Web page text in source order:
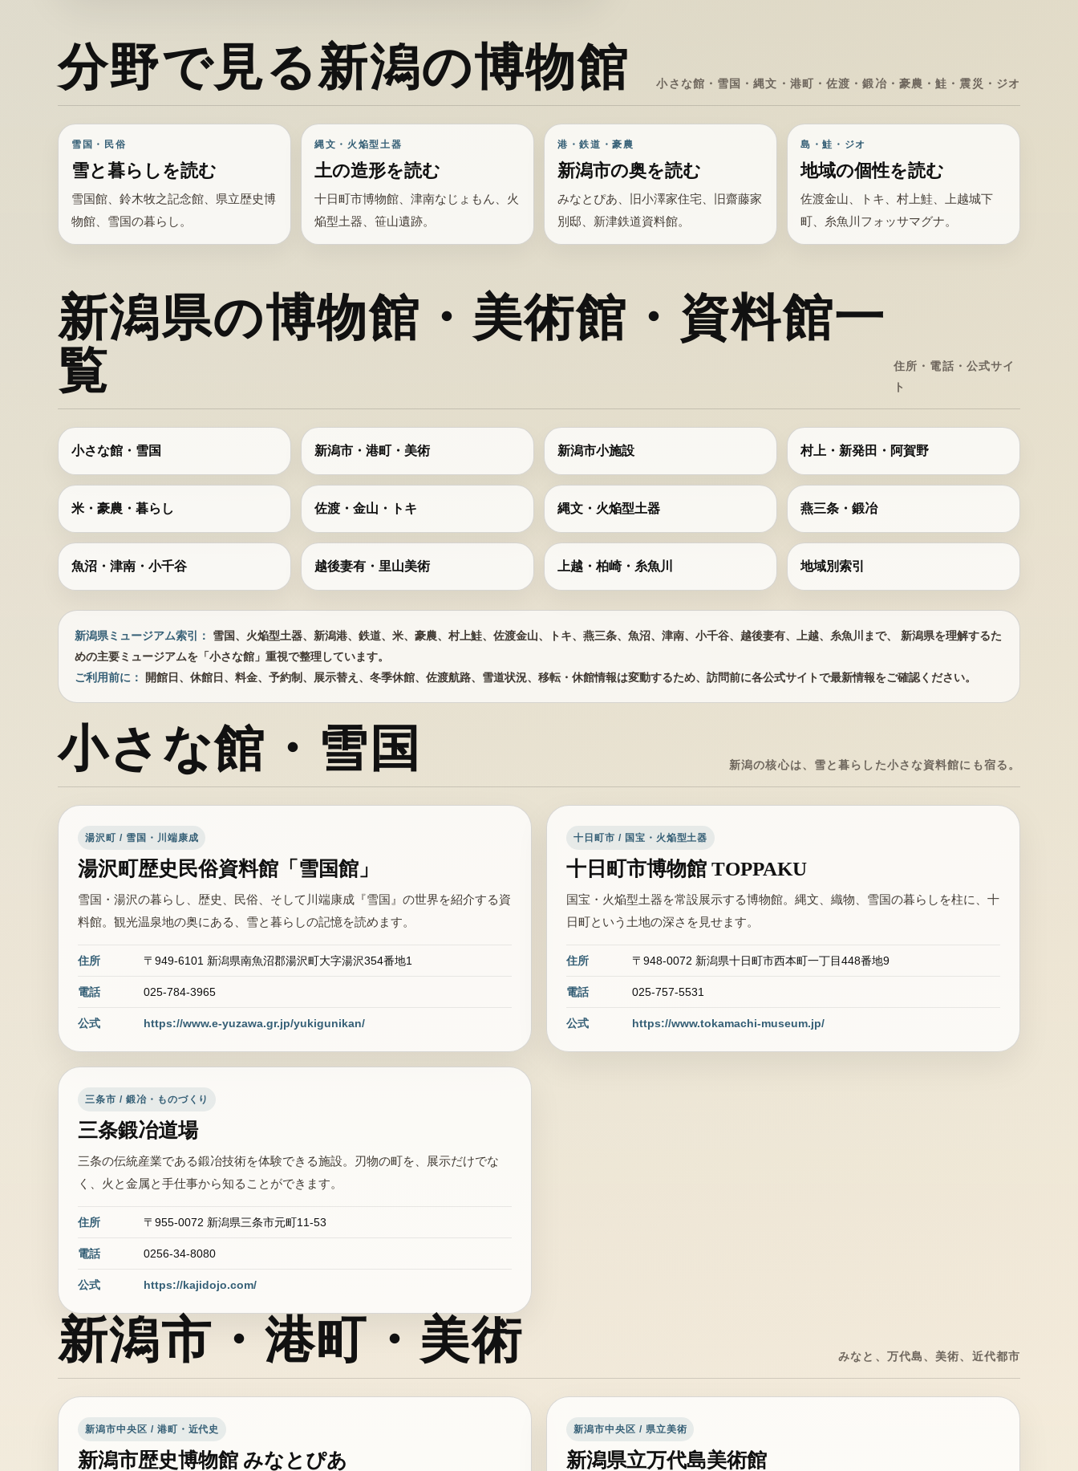
分野で見る新潟の博物館 小さな館・雪国・縄文・港町・佐渡・鍛冶・豪農・鮭・震災・ジオ
雪国・民俗
雪と暮らしを読む
雪国館、鈴木牧之記念館、県立歴史博
物館、雪国の暮らし。
縄文・火焔型土器
土の造形を読む
十日町市博物館、津南なじょもん、火
焔型土器、笹山遺跡。
港・鉄道・豪農
新潟市の奥を読む
みなとぴあ、旧小澤家住宅、旧齋藤家
別邸、新津鉄道資料館。
島・鮭・ジオ
地域の個性を読む
佐渡金山、トキ、村上鮭、上越城下
町、糸魚川フォッサマグナ。
新潟県の博物館・美術館・資料館一
覧
住所・電話・公式サイ
ト
小さな館・雪国 新潟市・港町・美術 新潟市小施設 村上・新発田・阿賀野
米・豪農・暮らし 佐渡・金山・トキ 縄文・火焔型土器 燕三条・鍛冶
魚沼・津南・小千谷 越後妻有・里山美術 上越・柏崎・糸魚川 地域別索引
新潟県ミュージアム索引：
雪国、火焔型土器、新潟港、鉄道、米、豪農、村上鮭、佐渡金山、トキ、燕三条、魚沼、津南、小千谷、越後妻有、上越、糸魚川まで、 新潟県を理解するた
めの主要ミュージアムを「小さな館」重視で整理しています。
ご利用前に：
開館日、休館日、料金、予約制、展示替え、冬季休館、佐渡航路、雪道状況、移転・休館情報は変動するため、訪問前に各公式サイトで最新情報をご確認ください。
小さな館・雪国 新潟の核心は、雪と暮らした小さな資料館にも宿る。
湯沢町 / 雪国・川端康成
湯沢町歴史民俗資料館「雪国館」
雪国・湯沢の暮らし、歴史、民俗、そして川端康成『雪国』の世界を紹介する資
料館。観光温泉地の奥にある、雪と暮らしの記憶を読めます。
住所 〒949-6101 新潟県南魚沼郡湯沢町大字湯沢354番地1
電話 025-784-3965
公式 https://www.e-yuzawa.gr.jp/yukigunikan/
十日町市 / 国宝・火焔型土器
十日町市博物館 TOPPAKU
国宝・火焔型土器を常設展示する博物館。縄文、織物、雪国の暮らしを柱に、十
日町という土地の深さを見せます。
住所 〒948-0072 新潟県十日町市西本町一丁目448番地9
電話 025-757-5531
公式 https://www.tokamachi-museum.jp/
三条市 / 鍛冶・ものづくり
三条鍛冶道場
三条の伝統産業である鍛冶技術を体験できる施設。刃物の町を、展示だけでな
く、火と金属と手仕事から知ることができます。
住所 〒955-0072 新潟県三条市元町11-53
電話 0256-34-8080
公式 https://kajidojo.com/
新潟市・港町・美術 みなと、万代島、美術、近代都市
新潟市中央区 / 港町・近代史
新潟市歴史博物館 みなとぴあ
新潟市中央区 / 県立美術
新潟県立万代島美術館